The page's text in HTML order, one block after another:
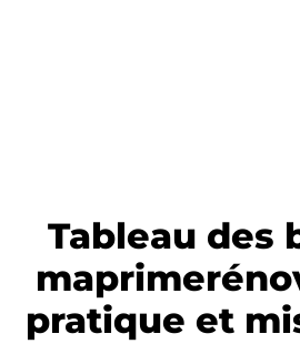
Tableau des
pratique et